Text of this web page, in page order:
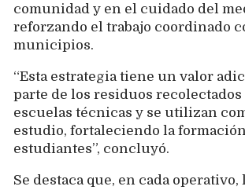
comunidad y en el cuidado del
reforzando el trabajo coordinado
municipios.
“Esta estrategia tiene un valor
parte de los residuos recolectados
escuelas técnicas y se utilizan
estudio, fortaleciendo la
estudiantes”, concluyó.
Se destaca que, en cada